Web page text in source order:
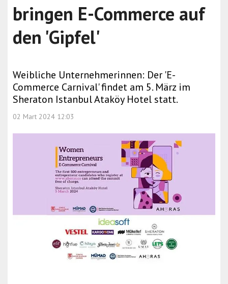
bringen E-Commerce auf
den 'Gipfel'
Weibliche Unternehmerinnen: Der 'E-
Commerce Carnival' findet am 5. März im
Sheraton Istanbul Ataköy Hotel statt.
02 Mart 2024 12:03